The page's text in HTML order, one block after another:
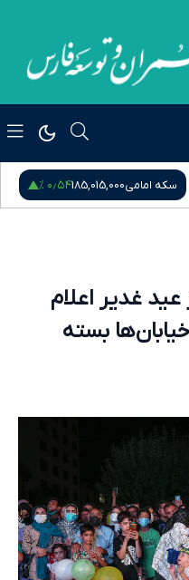
سکه امامی185,015,000۰٫۵۴ %
عید غدیر اعلام
بسته